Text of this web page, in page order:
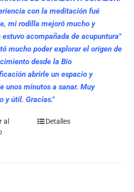
con la meditación fué
mi rodilla mejoró mucho y
acompañada de acupuntura"
mucho poder explorar el origen de
desde la Bio
abrirle un espacio y
unos minutos a sanar. Muy
y útil. Gracias."
al
Detalles